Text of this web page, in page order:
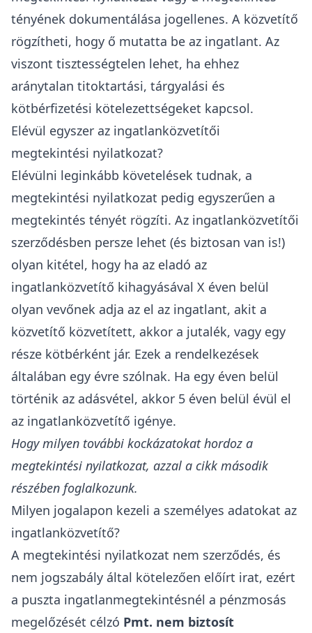
tényének dokumentálása jogellenes. A közvetítő
rögzítheti, hogy ő mutatta be az ingatlant. Az
viszont tisztességtelen lehet, ha ehhez
aránytalan titoktartási, tárgyalási és
kötbérfizetési kötelezettségeket kapcsol.
Elévül egyszer az ingatlanközvetítői
megtekintési nyilatkozat?
Elévülni leginkább követelések tudnak, a
megtekintési nyilatkozat pedig egyszerűen a
megtekintés tényét rögzíti. Az ingatlanközvetítői
szerződésben persze lehet (és biztosan van is!)
olyan kitétel, hogy ha az eladó az
ingatlanközvetítő kihagyásával X éven belül
olyan vevőnek adja az el az ingatlant, akit a
közvetítő közvetített, akkor a jutalék, vagy egy
része kötbérként jár. Ezek a rendelkezések
általában egy évre szólnak. Ha egy éven belül
történik az adásvétel, akkor 5 éven belül évül el
az ingatlanközvetítő igénye.
Hogy milyen további kockázatokat hordoz a
megtekintési nyilatkozat, azzal a cikk második
részében foglalkozunk.
Milyen jogalapon kezeli a személyes adatokat az
ingatlanközvetítő?
A megtekintési nyilatkozat nem szerződés, és
nem jogszabály által kötelezően előírt irat, ezért
a puszta ingatlanmegtekintésnél a pénzmosás
megelőzését célzó Pmt. nem biztosít